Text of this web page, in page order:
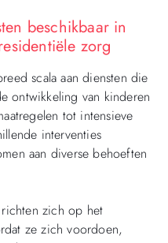
beschikbaar in
zorg
scala aan diensten die
ontwikkeling van kinderen
tot intensieve
interventies
aan diverse behoeften
zich op het
ze zich voordoen,